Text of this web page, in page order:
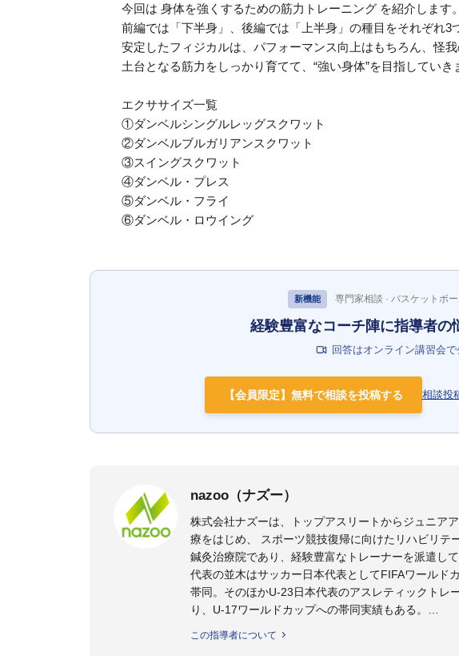
今回は 身体を強くするための筋力トレーニング を紹介します。
前編では「下半身」、後編では「上半身」の種目をそれぞれ3
安定したフィジカルは、パフォーマンス向上はもちろん、怪我
土台となる筋力をしっかり育てて、“強い身体”を目指していき
エクササイズ一覧
①ダンベルシングルレッグスクワット
②ダンベルブルガリアンスクワット
③スイングスクワット
④ダンベル・プレス
⑤ダンベル・フライ
⑥ダンベル・ロウイング
新機能 専門家相談 · バスケットボ
経験豊富なコーチ陣に指導者の
回答はオンライン講習会で
【会員限定】無料で相談を投稿する 相談投
nazoo（ナズー）
株式会社ナズーは、トップアスリートからジュニア
療をはじめ、 スポーツ競技復帰に向けたリハビリテ
鍼灸治療院であり、経験豊富なトレーナーを派遣して
代表の並木はサッカー日本代表としてFIFAワールド
帯同。そのほかU-23日本代表のアスレティックトレ
り、U-17ワールドカップへの帯同実績もある。
この指導者について